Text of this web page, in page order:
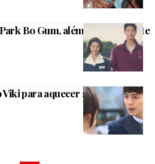
Bo Gum, além de ‘Se a Vida te
para aquecer sua noite